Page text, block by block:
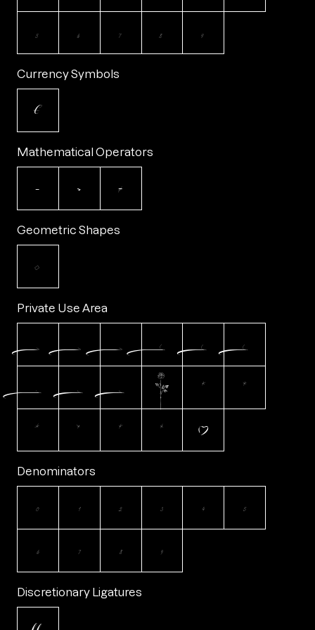
₅ ₆ ₇ ₈ ₉
Currency Symbols
€
Mathematical Operators
− ≈ ≠
Geometric Shapes
◊
Private Use Area
  
    
Denominators
0 1 2 3 4 5
6 7 8 9
Discretionary Ligatures